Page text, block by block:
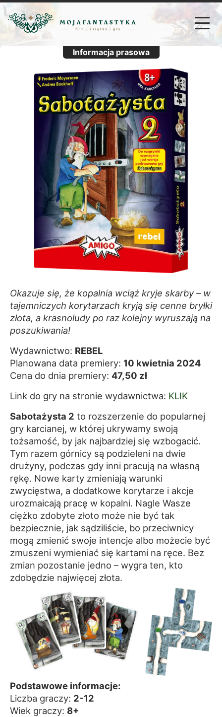
Informacja prasowa
Okazuje się, że kopalnia wciąż kryje skarby – w
tajemniczych korytarzach kryją się cenne bryłki
złota, a krasnoludy po raz kolejny wyruszają na
poszukiwania!
Wydawnictwo: REBEL
Planowana data premiery: 10 kwietnia 2024
Cena do dnia premiery: 47,50 zł
Link do gry na stronie wydawnictwa: KLIK
Sabotażysta 2 to rozszerzenie do popularnej
gry karcianej, w której ukrywamy swoją
tożsamość, by jak najbardziej się wzbogacić.
Tym razem górnicy są podzieleni na dwie
drużyny, podczas gdy inni pracują na własną
rękę. Nowe karty zmieniają warunki
zwycięstwa, a dodatkowe korytarze i akcje
urozmaicają pracę w kopalni. Nagle Wasze
ciężko zdobyte złoto może nie być tak
bezpiecznie, jak sądziliście, bo przeciwnicy
mogą zmienić swoje intencje albo możecie być
zmuszeni wymieniać się kartami na ręce. Bez
zmian pozostanie jedno – wygra ten, kto
zdobędzie najwięcej złota.
Podstawowe informacje:
Liczba graczy: 2-12
Wiek graczy: 8+